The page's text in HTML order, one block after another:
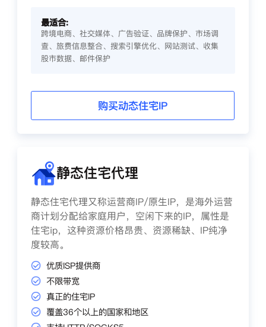
最适合:
跨境电商、社交媒体、广告验证、品牌保护、市场调
查、旅费信息整合、搜索引擎优化、网站测试、收集
股市数据、邮件保护
购买动态住宅IP
静态住宅代理
静态住宅代理又称运营商IP/原生IP，是海外运营
商计划分配给家庭用户，空闲下来的IP，属性是
住宅ip，这种资源价格昂贵、资源稀缺、IP纯净
度较高。
优质ISP提供商
不限带宽
真正的住宅IP
覆盖36个以上的国家和地区